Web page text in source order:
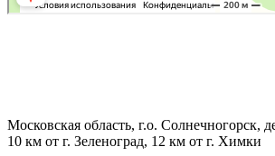
Московская область, г.о. Солнечногорск,
10 км от г. Зеленоград, 12 км от г. Химки